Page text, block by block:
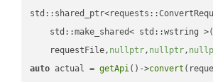
    std::make_shared< std::wstring >(
    requestFile,
nullptr, nullptr,
auto actual = getApi()->convert